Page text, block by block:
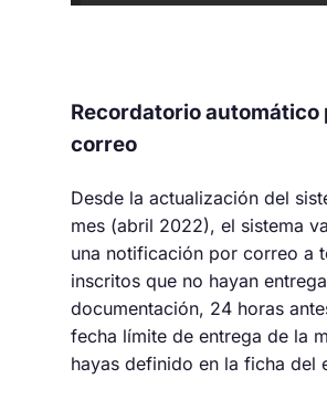
Recordatorio automático
correo
Desde la actualización del
mes (abril 2022), el sistema
una notificación por correo a
inscritos que no hayan
documentación, 24 horas
fecha límite de entrega de la
hayas definido en la ficha del